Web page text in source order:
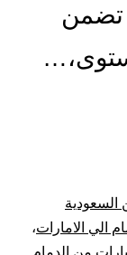
تضمن
الي الامارات،